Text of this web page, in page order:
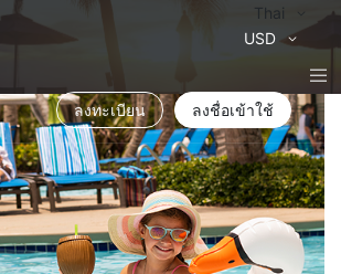
Language
Thai
USD
ลงทะเบียน ลงชื่อเข้าใช้
to
of